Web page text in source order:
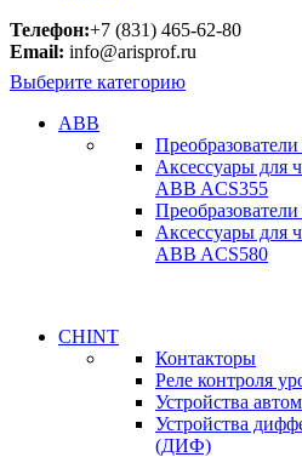
Телефон:+7 (831) 465-62-80
Email: info@arisprof.ru
Выберите категорию
ABB
Аксессуары для
ABB ACS355
Аксессуары для
ABB ACS580
CHINT
Контакторы
Реле контроля
Устройства
Устройства
(ДИФ)